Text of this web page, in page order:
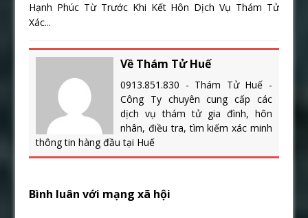
Hạnh Phúc Từ Trước Khi Kết Hôn Dịch Vụ Thám Tử
Xác...
Về Thám Tử Huế
0913.851.830 - Thám Tử Huế -
Công Ty chuyên cung cấp các
dịch vụ thám tử gia đình, hôn
nhân, điều tra, tìm kiếm xác minh
thông tin hàng đầu tại Huế
Bình luân với mạng xã hội